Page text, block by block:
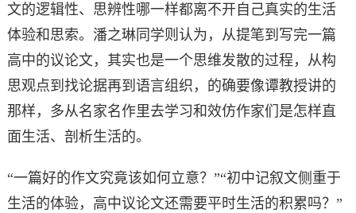
文的逻辑性、思辨性哪一样都离不开自己真实的生活
体验和思索。潘之琳同学则认为，从提笔到写完一篇
高中的议论文，其实也是一个思维发散的过程，从构
思观点到找论据再到语言组织，的确要像谭教授讲的
那样，多从名家名作里去学习和效仿作家们是怎样直
面生活、剖析生活的。
“一篇好的作文究竟该如何立意？”“初中记叙文侧重于
生活的体验，高中议论文还需要平时生活的积累吗？”